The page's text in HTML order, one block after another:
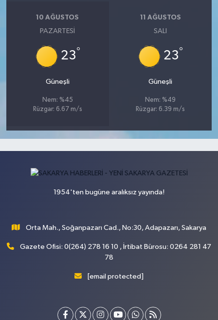
10 AĞUSTOS
PAZARTESI
23°
Güneşli
Nem: %45
Rüzgar: 6.67 m/s
11 AĞUSTOS
SALI
23°
Güneşli
Nem: %49
Rüzgar: 6.39 m/s
1954'ten bugüne aralıksız yayında!
Orta Mah., Soğanpazarı Cad., No:30, Adapazarı, Sakarya
Gazete Ofisi: 0(264) 278 16 10 , İrtibat Bürosu: 0264 281 47
78
[email protected]